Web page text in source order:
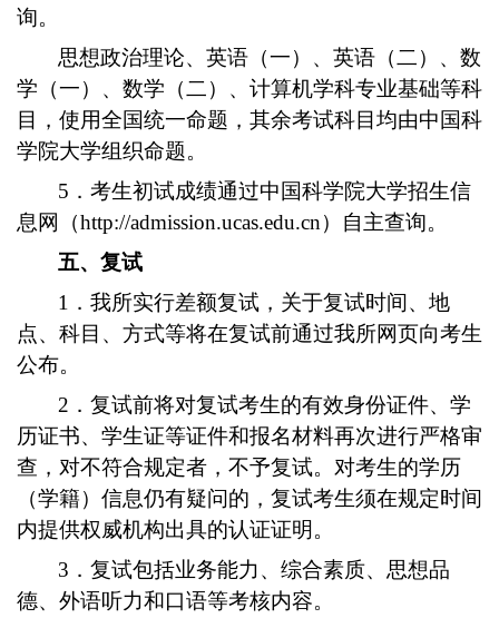
询。
思想政治理论、英语（一）、英语（二）、数
学（一）、数学（二）、计算机学科专业基础等科
目，使用全国统一命题，其余考试科目均由中国科
学院大学组织命题。
5．考生初试成绩通过中国科学院大学招生信
息网（http://admission.ucas.edu.cn）自主查询。
五、复试
1．我所实行差额复试，关于复试时间、地
点、科目、方式等将在复试前通过我所网页向考生
公布。
2．复试前将对复试考生的有效身份证件、学
历证书、学生证等证件和报名材料再次进行严格审
查，对不符合规定者，不予复试。对考生的学历
（学籍）信息仍有疑问的，复试考生须在规定时间
内提供权威机构出具的认证证明。
3．复试包括业务能力、综合素质、思想品
德、外语听力和口语等考核内容。